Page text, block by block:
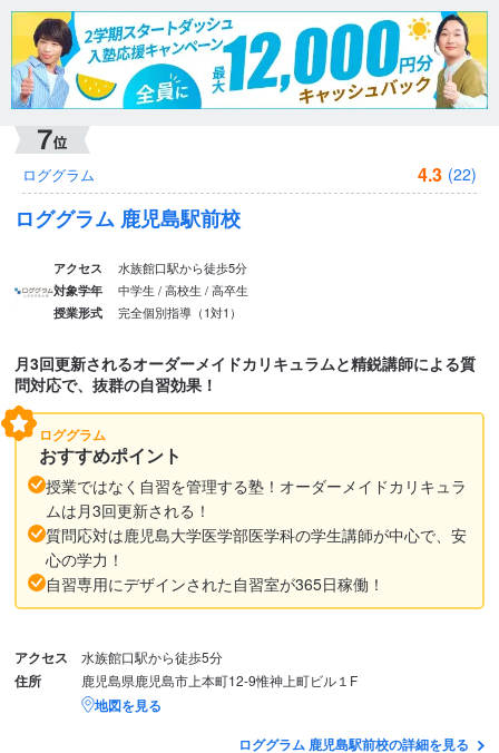
ロググラム 4.3 (22)
ロググラム 鹿児島駅前校
アクセス 水族館口駅から徒歩5分
対象学年 中学生 / 高校生 / 高卒生
授業形式 完全個別指導（1対1）
月3回更新されるオーダーメイドカリキュラムと精鋭講師による質
問対応で、抜群の自習効果！
ロググラム
おすすめポイント
授業ではなく自習を管理する塾！オーダーメイドカリキュラ
ムは月3回更新される！
質問応対は鹿児島大学医学部医学科の学生講師が中心で、安
心の学力！
自習専用にデザインされた自習室が365日稼働！
アクセス 水族館口駅から徒歩5分
住所 鹿児島県鹿児島市上本町12-9惟神上町ビル１F
地図を見る
ロググラム 鹿児島駅前校の詳細を見る